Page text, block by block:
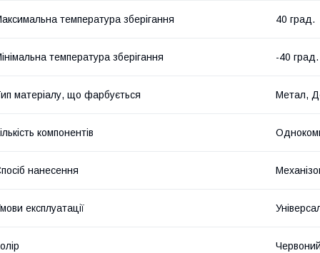
температура зберігання 40 град.
температура зберігання -40 град.
матеріалу, що фарбується Метал,
компонентів
нанесення
експлуатації